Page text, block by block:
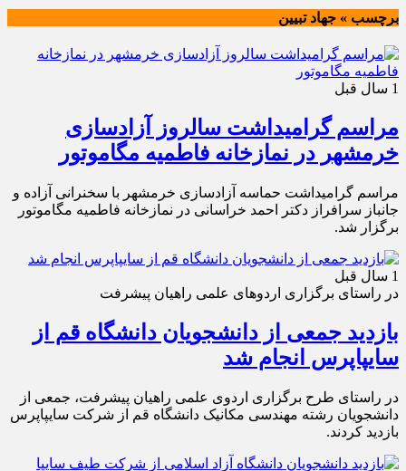
برچسب » جهاد تبیین
1 سال قبل
مراسم گرامیداشت سالروز آزادسازی
خرمشهر در نمازخانه فاطمیه مگاموتور
مراسم گرامیداشت حماسه آزادسازی خرمشهر با سخنرانی آزاده و
جانباز سرافراز دکتر احمد خراسانی در نمازخانه فاطمیه مگاموتور
برگزار شد.
1 سال قبل
در راستای برگزاری اردوهای علمی راهیان پیشرفت
بازدید جمعی از دانشجویان دانشگاه قم از
سایپاپرس انجام شد
در راستای طرح برگزاری اردوی علمی راهیان پیشرفت، جمعی از
دانشجویان رشته مهندسی مکانیک دانشگاه قم از شرکت سایپاپرس
بازدید کردند.